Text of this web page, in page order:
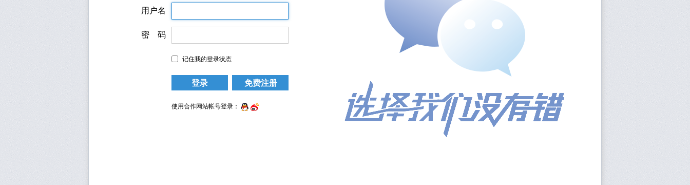
用户名
密 码
记住我的登录状态
使用合作网站帐号登录：